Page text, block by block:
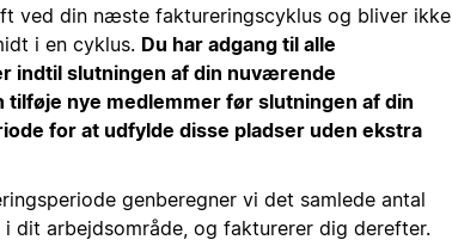
ved din næste faktureringscyklus og bliver ikke
i en cyklus. Du har adgang til alle
indtil slutningen af din nuværende
tilføje nye medlemmer før slutningen af din
for at udfylde disse pladser uden ekstra
genberegner vi det samlede antal
dit arbejdsområde, og fakturerer dig derefter.